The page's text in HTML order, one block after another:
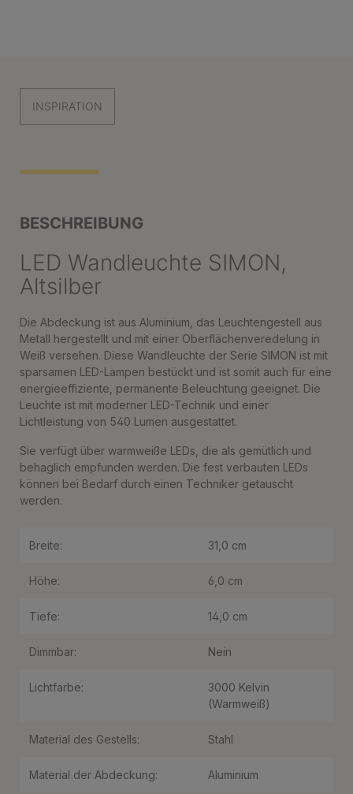
INSPIRATION
BESCHREIBUNG
LED Wandleuchte SIMON,
Altsilber
Die Abdeckung ist aus Aluminium, das Leuchtengestell aus
Metall hergestellt und mit einer Oberflächenveredelung in
Weiß versehen. Diese Wandleuchte der Serie SIMON ist mit
sparsamen LED-Lampen bestückt und ist somit auch für eine
energieeffiziente, permanente Beleuchtung geeignet. Die
Leuchte ist mit moderner LED-Technik und einer
Lichtleistung von 540 Lumen ausgestattet.
Sie verfügt über warmweiße LEDs, die als gemütlich und
behaglich empfunden werden. Die fest verbauten LEDs
können bei Bedarf durch einen Techniker getauscht
werden.
Breite: 31,0 cm
Höhe: 6,0 cm
Tiefe: 14,0 cm
Dimmbar: Nein
Lichtfarbe:
3000 Kelvin
(Warmweiß)
Material des Gestells: Stahl
Material der Abdeckung: Aluminium